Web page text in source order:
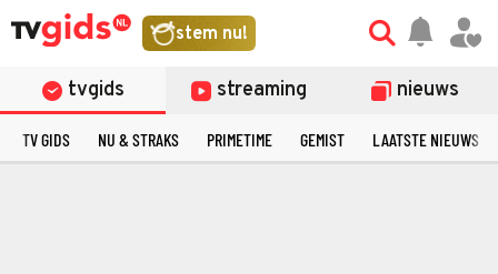
stem nu!
tvgids streaming nieuws
TV GIDS NU & STRAKS PRIMETIME GEMIST LAATSTE NIEUWS